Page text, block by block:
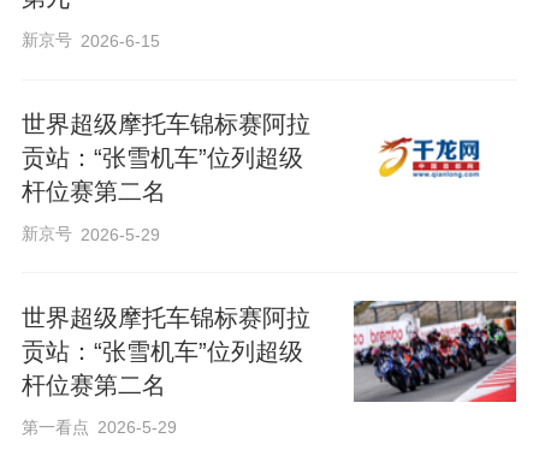
新京号 2026-6-15
世界超级摩托车锦标赛阿拉
贡站：“张雪机车”位列超级
杆位赛第二名
新京号 2026-5-29
世界超级摩托车锦标赛阿拉
贡站：“张雪机车”位列超级
杆位赛第二名
第一看点 2026-5-29